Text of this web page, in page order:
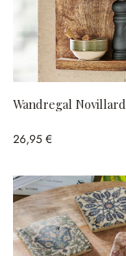
Wandregal Novillard
26,95 €